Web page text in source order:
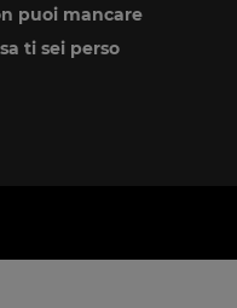
puoi mancare
ti sei perso